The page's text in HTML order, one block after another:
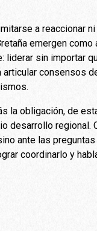
a reaccionar
emergen
sin importar
consensos
la obligación, de
desarrollo regional.
ante las
coordinarlo y